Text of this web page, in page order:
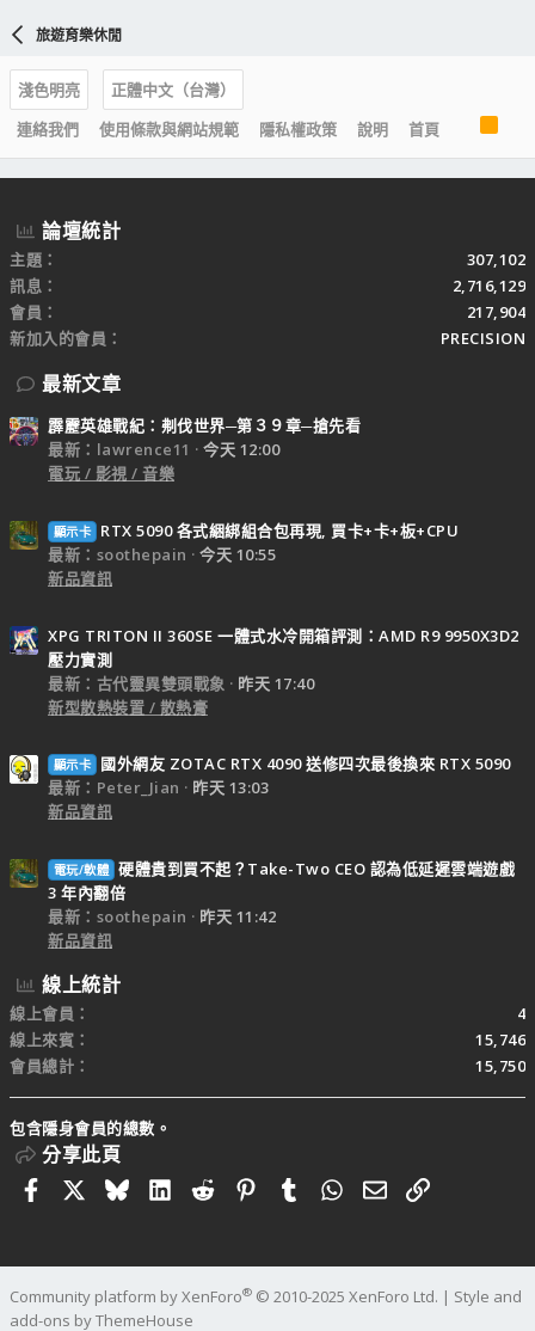
旅遊育樂休閒
淺色明亮
正體中文（台灣）
連絡我們
使用條款與網站規範 隱私權政策 說明 首頁
R
S
S
論壇統計
主題
307,102
訊息
2,716,129
會員
217,904
新加入的會員
PRECISION
最新文章
霹靂英雄戰紀：刜伐世界─第３９章─搶先看
最新：lawrence11
今天 12:00
電玩 / 影視 / 音樂
顯示卡
RTX 5090 各式綑綁組合包再現, 買卡+卡+板+CPU
最新：soothepain
今天 10:55
新品資訊
XPG TRITON II 360SE 一體式水冷開箱評測：AMD R9 9950X3D2
壓力實測
最新：古代靈異雙頭戰象
昨天 17:40
新型散熱裝置 / 散熱膏
顯示卡
國外網友 ZOTAC RTX 4090 送修四次最後換來 RTX 5090
最新：Peter_Jian
昨天 13:03
新品資訊
電玩/軟體 硬體貴到買不起？Take-Two CEO 認為低延遲雲端遊戲
3 年內翻倍
最新：soothepain
昨天 11:42
新品資訊
線上統計
線上會員
4
線上來賓
15,746
會員總計
15,750
包含隱身會員的總數。
分享此頁
FacebookBlueskyLinkedIn
RedditPinterestTumblrWhatsApp
電子郵件
連結
Community platform by XenForo® © 2010-2025 XenForo Ltd. | Style and
add-ons by ThemeHouse